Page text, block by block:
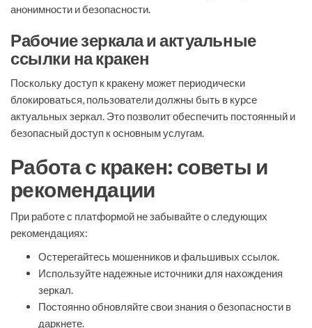
анонимности и безопасности.
Рабочие зеркала и актуальные
ссылки на кракен
Поскольку доступ к кракену может периодически
блокироваться, пользователи должны быть в курсе
актуальных зеркал. Это позволит обеспечить постоянный и
безопасный доступ к основным услугам.
Работа с кракен: советы и
рекомендации
При работе с платформой не забывайте о следующих
рекомендациях:
Остерегайтесь мошенников и фальшивых ссылок.
Используйте надежные источники для нахождения
зеркал.
Постоянно обновляйте свои знания о безопасности в
даркнете.